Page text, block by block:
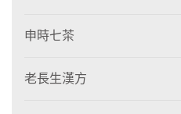
申時七茶
老長生漢方